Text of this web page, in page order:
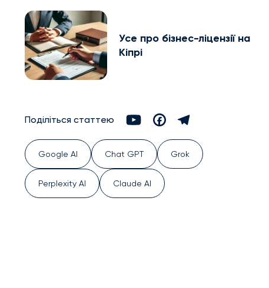
Усе про бізнес-ліцензії на
Кіпрі
Поділіться статтею
Google AI Chat GPT Grok
Perplexity AI Claude AI